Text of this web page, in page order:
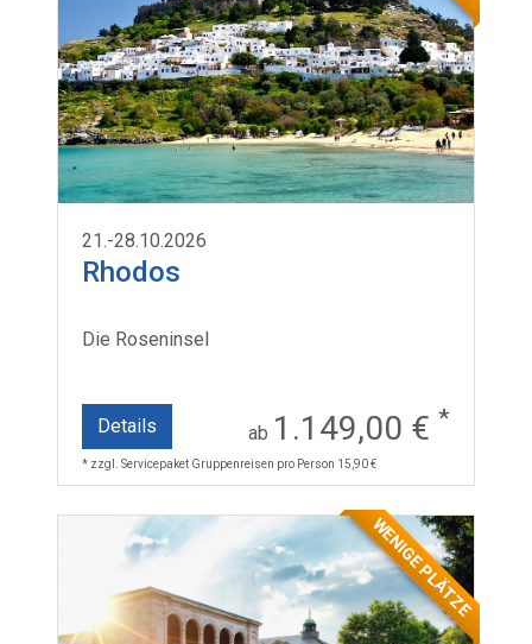
21.-28.10.2026
Rhodos
Die Roseninsel
Details ab 1.149,00 € *
* zzgl. Servicepaket Gruppenreisen pro Person 15,90 €
WENIGE PLÄTZE